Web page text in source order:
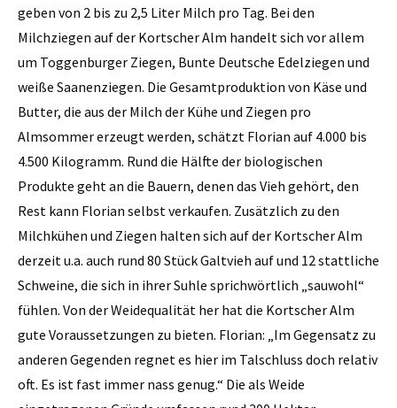
geben von 2 bis zu 2,5 Liter Milch pro Tag. Bei den
Milchziegen auf der Kortscher Alm handelt sich vor allem
um Toggenburger Ziegen, Bunte Deutsche Edelziegen und
weiße Saanenziegen. Die Gesamtproduktion von Käse und
Butter, die aus der Milch der Kühe und Ziegen pro
Almsommer erzeugt werden, schätzt Florian auf 4.000 bis
4.500 Kilogramm. Rund die Hälfte der biologischen
Produkte geht an die Bauern, denen das Vieh gehört, den
Rest kann Florian selbst verkaufen. Zusätzlich zu den
Milchkühen und Ziegen halten sich auf der Kortscher Alm
derzeit u.a. auch rund 80 Stück Galtvieh auf und 12 stattliche
Schweine, die sich in ihrer Suhle sprichwörtlich „sauwohl“
fühlen. Von der Weidequalität her hat die Kortscher Alm
gute Voraussetzungen zu bieten. Florian: „Im Gegensatz zu
anderen Gegenden regnet es hier im Talschluss doch relativ
oft. Es ist fast immer nass genug.“ Die als Weide